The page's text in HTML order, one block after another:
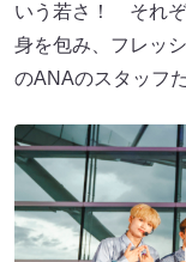
いう若さ！ それぞ
身を包み、フレッ
のANAのスタッフ